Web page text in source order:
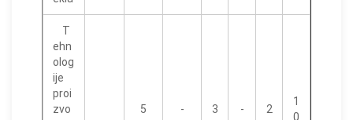
T
ehn
olog
ije
proi
zvo
5 - 3 - 2
1
0